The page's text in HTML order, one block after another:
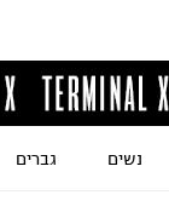
נשים גברים